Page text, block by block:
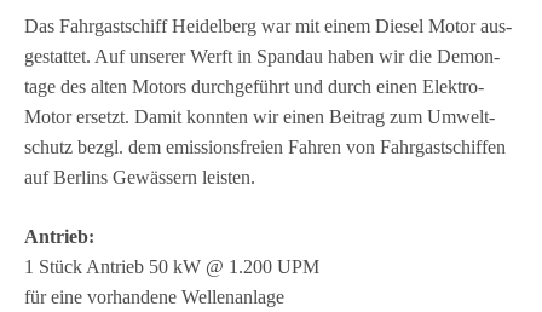
Das Fahr­gast­schiff Hei­del­berg war mit einem Die­sel Motor aus­
ge­stat­tet. Auf unse­rer Werft in Span­dau haben wir die Demon­
tage des alten Motors durch­ge­führt und durch einen Elek­tro-
Motor ersetzt. Damit konn­ten wir einen Bei­trag zum Umwelt­
schutz bezgl. dem emis­si­ons­freien Fah­ren von Fahr­gast­schif­fen
auf Ber­lins Gewäs­sern leisten.
Antrieb:
1 Stück Antrieb 50 kW @ 1.200 UPM
für eine vor­han­dene Wel­len­an­lage